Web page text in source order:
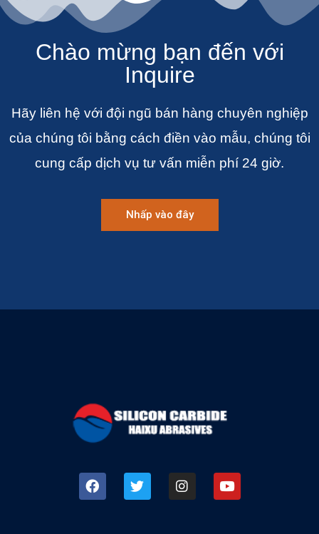
Chào mừng bạn đến với
Inquire
Hãy liên hệ với đội ngũ bán hàng chuyên nghiệp
của chúng tôi bằng cách điền vào mẫu, chúng tôi
cung cấp dịch vụ tư vấn miễn phí 24 giờ.
Nhấp vào đây